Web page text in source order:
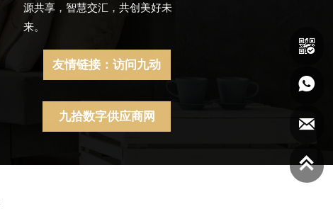
源共享，智慧交汇，共创美好未
来。
友情链接：访问九动
九拾数字供应商网



